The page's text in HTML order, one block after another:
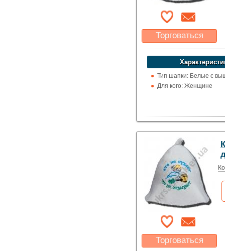
Торговаться
Какая цена Вас
устроит?
Указать цену
Тип шапки: Белые с
Для кого: Женщине
Торговаться